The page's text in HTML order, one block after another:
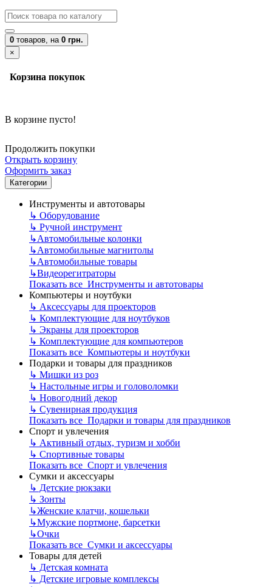
0 товаров, на 0 грн.
×
Корзина покупок
В корзине пусто!
Продолжить покупки
Открыть корзину
Оформить заказ
Категории
Инструменты и автотовары
↳ Оборудование
↳ Ручной инструмент
↳Автомобильные колонки
↳Автомобильные магнитолы
↳Автомобильные товары
↳Видеорегитраторы
Показать все Инструменты и автотовары
Компьютеры и ноутбуки
↳ Аксессуары для проекторов
↳ Комплектующие для ноутбуков
↳ Экраны для проекторов
↳ Комплектующие для компьютеров
Показать все Компьютеры и ноутбуки
Подарки и товары для праздников
↳ Мишки из роз
↳ Настольные игры и головоломки
↳ Новогодний декор
↳ Сувенирная продукция
Показать все Подарки и товары для праздников
Спорт и увлечения
↳ Активный отдых, туризм и хобби
↳ Спортивные товары
Показать все Спорт и увлечения
Сумки и аксессуары
↳ Детские рюкзаки
↳ Зонты
↳Женские клатчи, кошельки
↳Мужские портмоне, барсетки
↳Очки
Показать все Сумки и аксессуары
Товары для детей
↳ Детская комната
↳ Детские игровые комплексы